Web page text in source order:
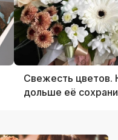
Свежесть цветов.
дольше её